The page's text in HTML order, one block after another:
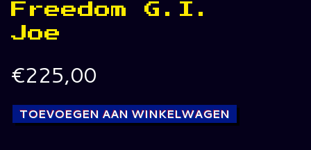
Freedom G.I.
Joe
€225,00
TOEVOEGEN AAN WINKELWAGEN